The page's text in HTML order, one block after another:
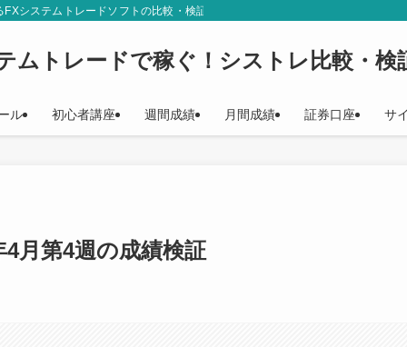
システムトレードソフトの比較・検証結果をご紹介しています。シストレ初
ムトレードで稼ぐ！シストレ比較・検
ル 初心者講座 週間成績 月間成績 証券口座 サ
月第4週の成績検証